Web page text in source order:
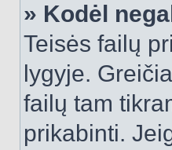
» Kodėl
Teisės failų
lygyje.
failų tam
prikabinti.